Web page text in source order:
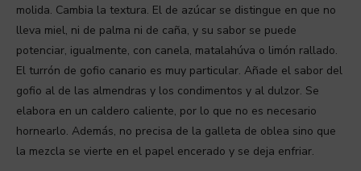
molida. Cambia la textura. El de azúcar se distingue en que no
lleva miel, ni de palma ni de caña, y su sabor se puede
potenciar, igualmente, con canela, matalahúva o limón rallado.
El turrón de gofio canario es muy particular. Añade el sabor del
gofio al de las almendras y los condimentos y al dulzor. Se
elabora en un caldero caliente, por lo que no es necesario
hornearlo. Además, no precisa de la galleta de oblea sino que
la mezcla se vierte en el papel encerado y se deja enfriar.